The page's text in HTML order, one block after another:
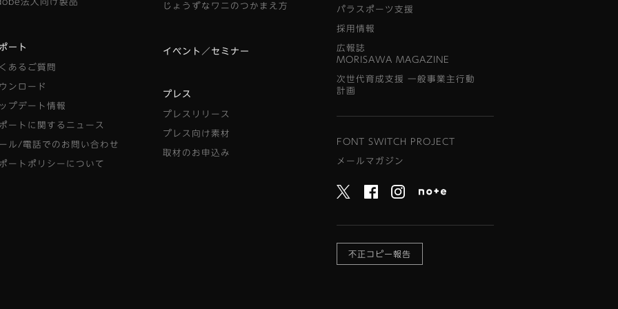
ート
あるご質問
ンロード
プデート情報
ートに関するニュース
ル/電話でのお問い合わせ
ートポリシーについて
じょうずなワニのつかまえ方
イベント／セミナー
プレス
プレスリリース
プレス向け素材
取材のお申込み
パラスポーツ支援
採用情報
広報誌
MORISAWA MAGAZINE
次世代育成支援 一般事業主行動
計画
FONT SWITCH PROJECT
メールマガジン
不正コピー報告